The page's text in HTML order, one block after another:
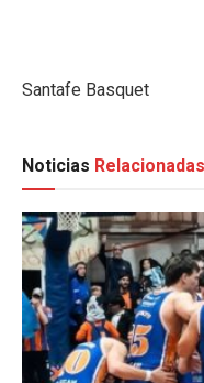
Santafe Basquet
Noticias Relacionadas